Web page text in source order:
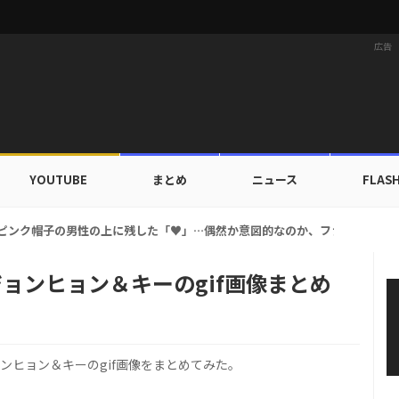
広告
YOUTUBE まとめ ニュース
ンク帽子の男性の上に残した「♥」…偶然か意図的なのか、ファンたちの
ンヒョン＆キーのgif画像まとめ
ヒョン＆キーのgif画像をまとめてみた。